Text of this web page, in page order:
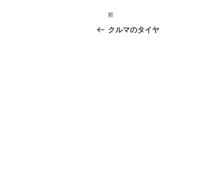
投
稿
過
去
前
クルマのタイヤ